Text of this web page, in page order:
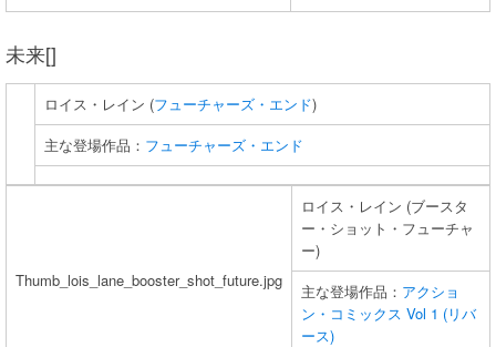
未来[]
ロイス・レイン (フューチャーズ・エンド)
主な登場作品： フューチャーズ・エンド
Thumb_lois_lane_booster_shot_future.jpg
ロイス・レイン (ブースタ
ー・ショット・フューチャ
ー)
主な登場作品： アクショ
ン・コミックス Vol 1 (リバ
ース)